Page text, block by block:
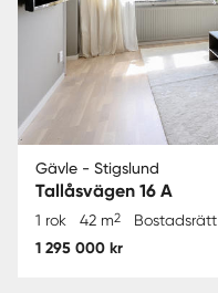
Gävle - Stigslund
Tallåsvägen 16 A
1 rok 42 m2 Bostadsrätt
1 295 000 kr